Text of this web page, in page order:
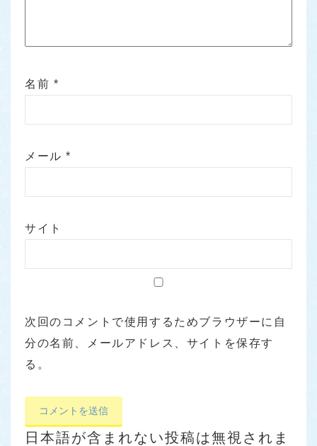
名前 *
メール*
サイト
次回のコメントで使用するためブラウザーに自
分の名前、メールアドレス、サイトを保存す
る。
日本語が含まれない投稿は無視されま